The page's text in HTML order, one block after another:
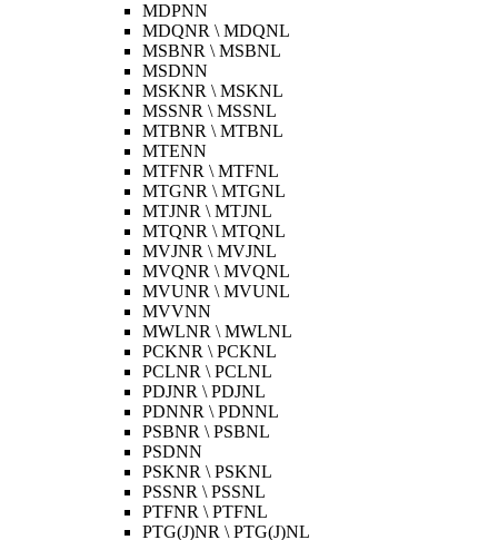
MDPNN
MDQNR \ MDQNL
MSBNR \ MSBNL
MSDNN
MSKNR \ MSKNL
MSSNR \ MSSNL
MTBNR \ MTBNL
MTENN
MTFNR \ MTFNL
MTGNR \ MTGNL
MTJNR \ MTJNL
MTQNR \ MTQNL
MVJNR \ MVJNL
MVQNR \ MVQNL
MVUNR \ MVUNL
MVVNN
MWLNR \ MWLNL
PCKNR \ PCKNL
PCLNR \ PCLNL
PDJNR \ PDJNL
PDNNR \ PDNNL
PSBNR \ PSBNL
PSDNN
PSKNR \ PSKNL
PSSNR \ PSSNL
PTFNR \ PTFNL
PTG(J)NR \ PTG(J)NL